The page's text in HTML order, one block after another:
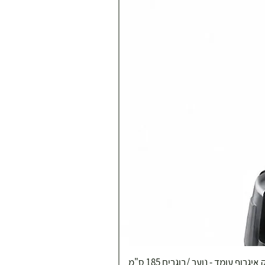
עומד - נוער /בוגרים 185 ס"מ